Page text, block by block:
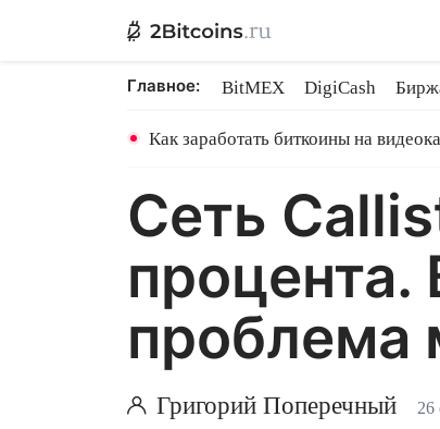
Главное: BitMEX DigiCash
Как заработать биткоины на
Сеть
процента.
проблема
Григорий Поперечный 26